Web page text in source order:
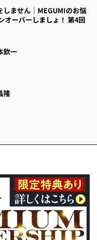
しません｜MEGUMIのお悩
オーバーしましょ！ 第4回
欽一
隆